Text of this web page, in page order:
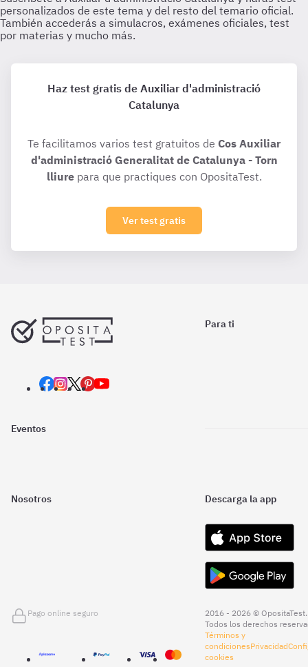
Haz test gratis de Auxiliar d'administració
Catalunya
Te facilitamos varios test gratuitos de Cos Auxiliar
d'administració Generalitat de Catalunya - Torn
lliurepara que practiques con OpositaTest.
Ver test gratis
Para ti
Eventos
Nosotros Descarga la app
Pago online seguro
2016 - 2026 © OpositaTest.
Todos los derechos
Términos y
condicionesPrivacidad
cookies